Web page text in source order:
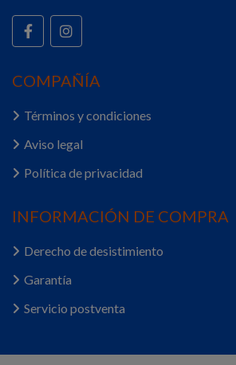
COMPAÑÍA
Términos y condiciones
Aviso legal
Política de privacidad
INFORMACIÓN DE COMPRA
Derecho de desistimiento
Garantía
Servicio postventa